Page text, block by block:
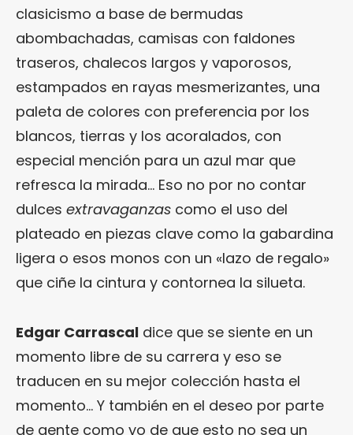
clasicismo a base de bermudas
abombachadas, camisas con faldones
traseros, chalecos largos y vaporosos,
estampados en rayas mesmerizantes, una
paleta de colores con preferencia por los
blancos, tierras y los acoralados, con
especial mención para un azul mar que
refresca la mirada… Eso no por no contar
dulces extravaganzas como el uso del
plateado en piezas clave como la gabardina
ligera o esos monos con un «lazo de regalo»
que ciñe la cintura y contornea la silueta.
Edgar Carrascal dice que se siente en un
momento libre de su carrera y eso se
traducen en su mejor colección hasta el
momento… Y también en el deseo por parte
de gente como yo de que esto no sea un